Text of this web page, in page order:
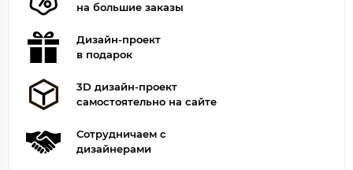
на большие заказы
Дизайн-проект
в подарок
3D дизайн-проект
самостоятельно на сайте
Сотрудничаем с
дизайнерами